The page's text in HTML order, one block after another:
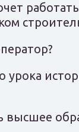
урока
высшее